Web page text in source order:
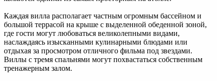
Каждая вилла располагает частным огромным бассейном и
большой террасой на крыше с выделенной обеденной зоной,
где гости могут любоваться великолепными видами,
наслаждаясь изысканными кулинарными блюдами или
отдыхая за просмотром отличного фильма под звездами.
Виллы с тремя спальнями могут похвастаться собственным
тренажерным залом.